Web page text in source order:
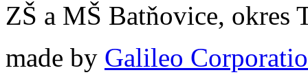
ZŠ a MŠ Batňovice, okres
made by Galileo